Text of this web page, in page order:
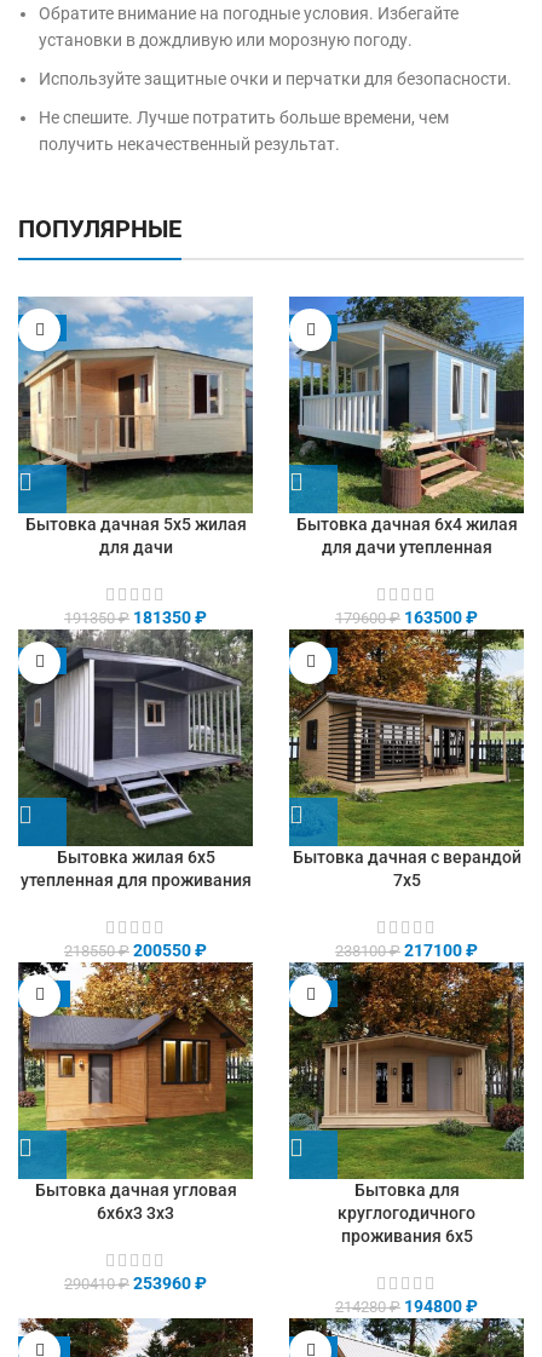
Обратите внимание на погодные условия. Избегайте
установки в дождливую или морозную погоду.
Используйте защитные очки и перчатки для безопасности.
Не спешите. Лучше потратить больше времени, чем
получить некачественный результат.
ПОПУЛЯРНЫЕ
-5%
Бытовка дачная 5х5 жилая
для дачи
191350₽ 181350₽
-9%
Бытовка дачная 6х4 жилая
для дачи утепленная
179600₽ 163500₽
-8%
Бытовка жилая 6х5
утепленная для проживания
218550₽ 200550₽
-9%
Бытовка дачная с верандой
7х5
238100₽ 217100₽
-13%
Бытовка дачная угловая
6х6х3 3х3
290410₽ 253960₽
-9%
Бытовка для
круглогодичного
проживания 6х5
214280₽ 194800₽
-13% -9%